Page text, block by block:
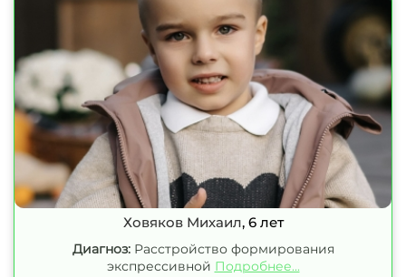
Ховяков Михаил, 6 лет
Диагноз: Расстройство формирования
экспрессивной Подробнее...